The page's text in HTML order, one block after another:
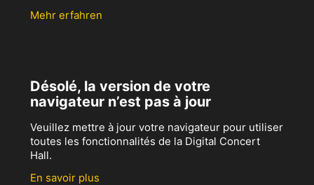
Mehr erfahren
Désolé, la version de votre
navigateur n’est pas à jour
Veuillez mettre à jour votre navigateur pour utiliser
toutes les fonctionnalités de la Digital Concert
Hall.
En savoir plus